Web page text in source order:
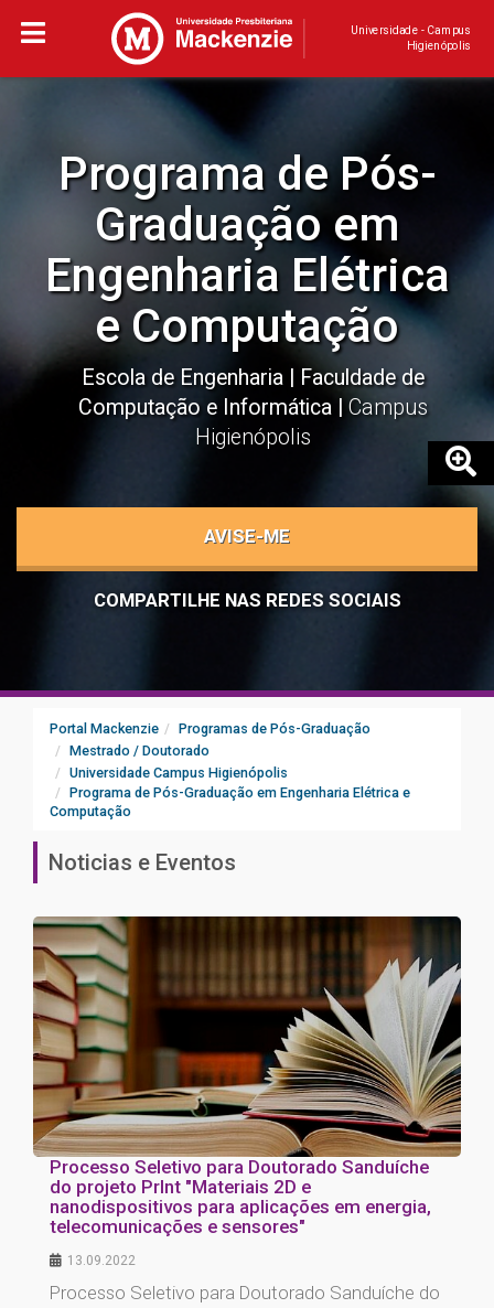
Universidade - Campus
Higienópolis
Programa de Pós-
Graduação em
Engenharia Elétrica
e Computação
Escola de Engenharia
Faculdade de
Computação e Informática
Campus
Higienópolis
AVISE-ME
COMPARTILHE NAS REDES SOCIAIS
Portal Mackenzie
Programas de Pós-Graduação
Mestrado / Doutorado
Universidade Campus Higienópolis
Programa de Pós-Graduação em Engenharia Elétrica e
Computação
Noticias e Eventos
Processo Seletivo para Doutorado Sanduíche
do projeto PrInt "Materiais 2D e
nanodispositivos para aplicações em energia,
telecomunicações e sensores"
13.09.2022
Processo Seletivo para Doutorado Sanduíche do